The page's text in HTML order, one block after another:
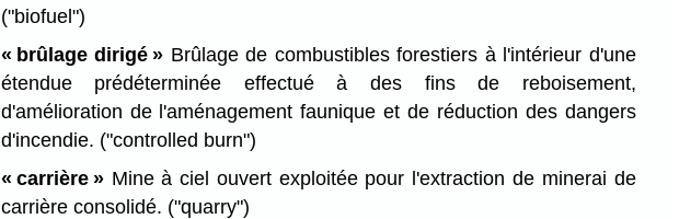
("biofuel")
« brûlage dirigé » Brûlage de combustibles forestiers à l'intérieur d'une
étendue prédéterminée effectué à des fins de reboisement,
d'amélioration de l'aménagement faunique et de réduction des dangers
d'incendie. ("controlled burn")
« carrière »Mine à ciel ouvert exploitée pour l'extraction de minerai de
carrière consolidé. ("quarry")